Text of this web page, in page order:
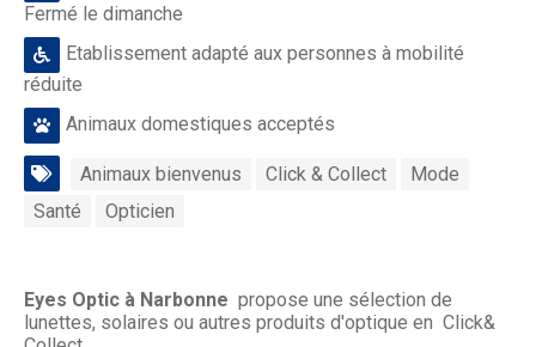
Fermé le dimanche
Etablissement adapté aux personnes à mobilité
réduite
Animaux domestiques acceptés
Animaux bienvenus Click & Collect
Mode
Santé
Opticien
Eyes Optic à Narbonne propose une sélection de
lunettes, solaires ou autres produits d'optique en Click&